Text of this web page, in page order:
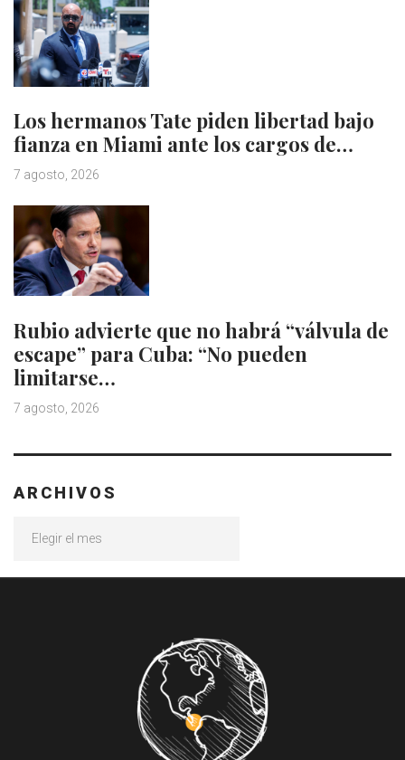
Los hermanos Tate piden libertad bajo
fianza en Miami ante los cargos de…
7 agosto, 2026
Rubio advierte que no habrá “válvula de
escape” para Cuba: “No pueden
limitarse…
7 agosto, 2026
ARCHIVOS